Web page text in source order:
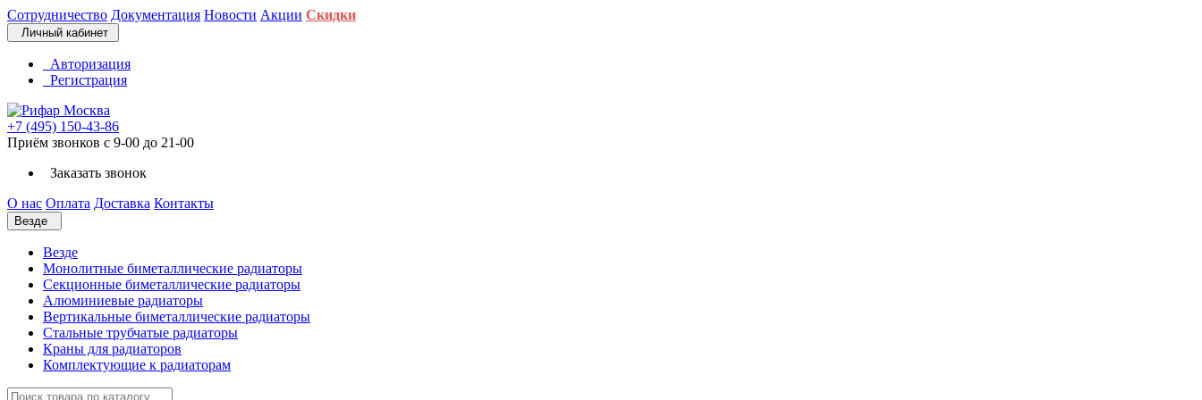
Сотрудничество Документация Новости Акции Скидки
Личный кабинет
Авторизация
Регистрация
+7 (495) 150-43-86
Приём звонков с 9-00 до 21-00
Заказать звонок
О нас Оплата Доставка Контакты
Везде
Везде
Монолитные биметаллические радиаторы
Секционные биметаллические радиаторы
Алюминиевые радиаторы
Вертикальные биметаллические радиаторы
Стальные трубчатые радиаторы
Краны для радиаторов
Комплектующие к радиаторам